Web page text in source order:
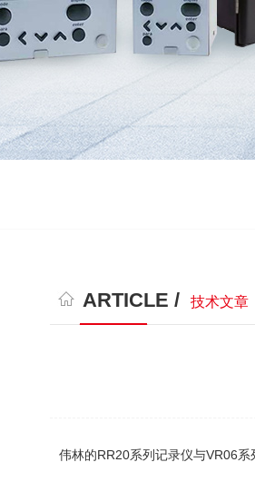
ARTICLE / 技术文章
伟林的RR20系列记录仪与VR06